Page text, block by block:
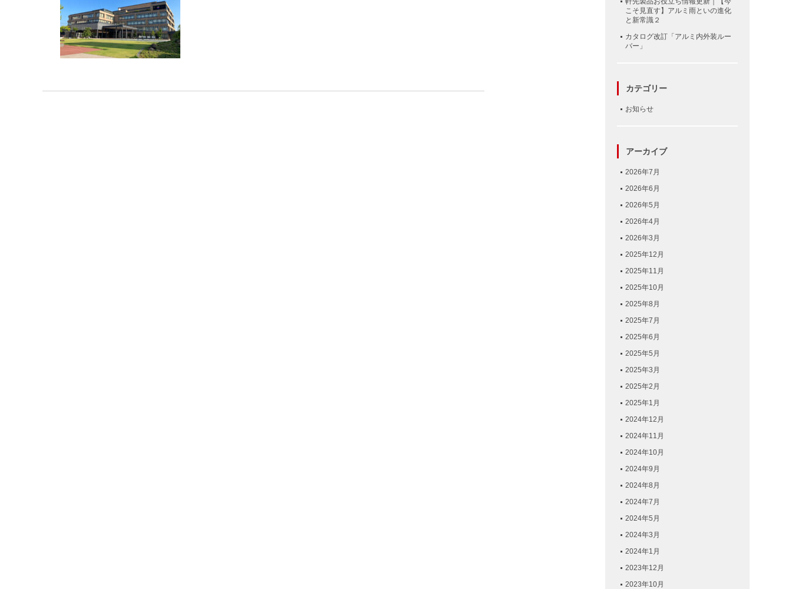
こそ見直す】アルミ雨といの進化
と新常識２
カタログ改訂「アルミ内外装ルー
バー」
カテゴリー
お知らせ
アーカイブ
2026年7月
2026年6月
2026年5月
2026年4月
2026年3月
2025年12月
2025年11月
2025年10月
2025年8月
2025年7月
2025年6月
2025年5月
2025年3月
2025年2月
2025年1月
2024年12月
2024年11月
2024年10月
2024年9月
2024年8月
2024年7月
2024年5月
2024年3月
2024年1月
2023年12月
2023年10月